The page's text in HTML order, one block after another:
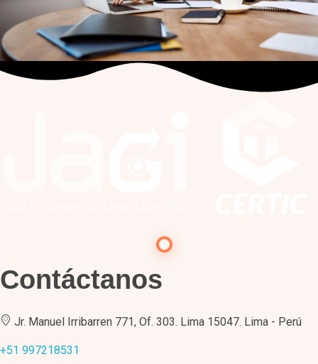
Contáctanos
Jr. Manuel Irribarren 771, Of. 303. Lima 15047. Lima - Perú
+51 997218531